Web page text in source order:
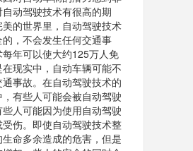
动驾驶技术有很高的期
的世界里，自动驾驶技术
，不会发生任何交通事
年可以使大约125万人免
现实中，自动车辆可能不
事故。在自动驾驶技术的
有些人可能会被自动驾驶
人可能因为使用自动驾驶
伤。即使自动驾驶技术整
命多余造成的危害，但是